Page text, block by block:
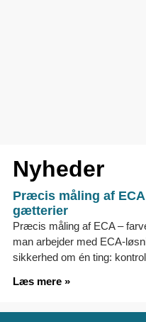
Nyheder
Præcis måling af
gætterier
Præcis måling af ECA –
man arbejder med ECA-
sikkerhed om én ting:
Læs mere »